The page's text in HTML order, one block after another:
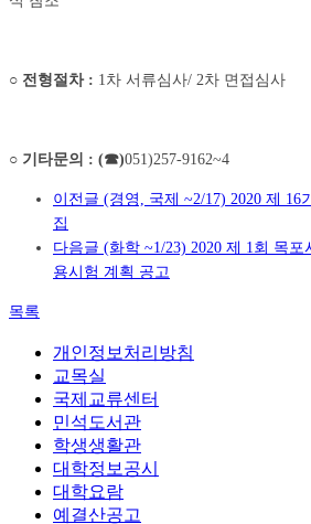
○ 전형절차 : 1차 서류심사/ 2차 면접심사
○ 기타문의 : (☎)051)257-9162~4
이전글 (경영, 국제 ~2/17) 2020 제 16
집
다음글 (화학 ~1/23) 2020 제 1회 목
용시험 계획 공고
목록
개인정보처리방침
교목실
국제교류센터
민석도서관
학생생활관
대학정보공시
대학요람
예결산공고